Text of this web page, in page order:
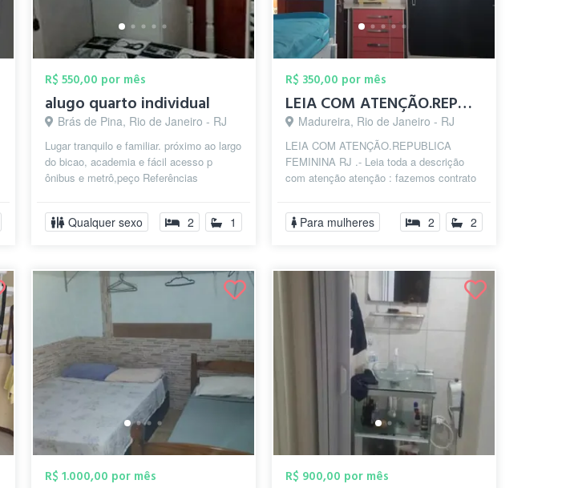
R$ 550,00 por mês
alugo quarto individual
Brás de Pina, Rio de Janeiro - RJ
Lugar tranquilo e familiar. próximo ao largo
do bicao, academia e fácil acesso p
ônibus e metrô,peço Referências
Qualquer sexo 2 1
R$ 350,00 por mês
LEIA COM ATENÇÃO.REPUBLICA FEMININA zp(2...
Madureira, Rio de Janeiro - RJ
LEIA COM ATENÇÃO.REPUBLICA
FEMININA RJ .- Leia toda a descrição
com atenção atenção : fazemos contrato
Segurança e lim...
Para mulheres 2 2
R$ 1.000,00 por mês R$ 900,00 por mês